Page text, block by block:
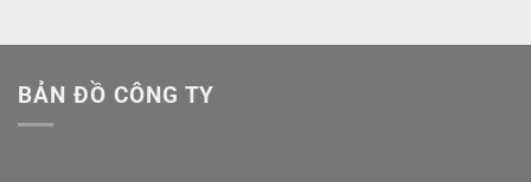
BẢN ĐỒ CÔNG TY